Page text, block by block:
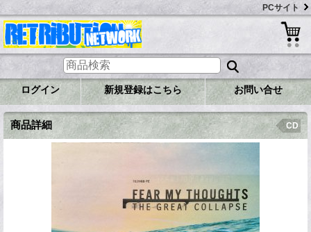
PCサイト
ログイン 新規登録はこちら お問い合せ
商品詳細 CD